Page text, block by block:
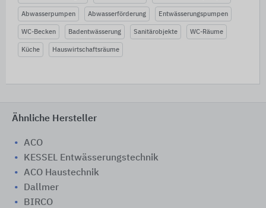
Abwasserpumpen Abwasserförderung Entwässerungspumpen
WC-Becken Badentwässerung Sanitärobjekte WC-Räume
Küche Hauswirtschaftsräume
Ähnliche Hersteller
ACO
KESSEL Entwässerungstechnik
ACO Haustechnik
Dallmer
BIRCO